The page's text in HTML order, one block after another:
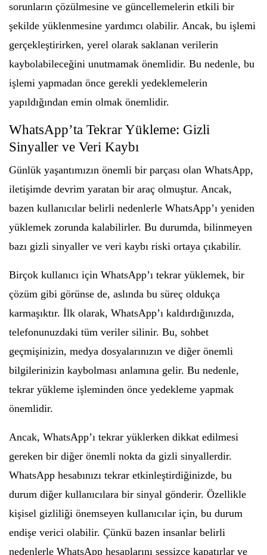
sorunların çözülmesine ve güncellemelerin etkili bir
şekilde yüklenmesine yardımcı olabilir. Ancak, bu işlemi
gerçekleştirirken, yerel olarak saklanan verilerin
kaybolabileceğini unutmamak önemlidir. Bu nedenle, bu
işlemi yapmadan önce gerekli yedeklemelerin
yapıldığından emin olmak önemlidir.
WhatsApp’ta Tekrar Yükleme: Gizli
Sinyaller ve Veri Kaybı
Günlük yaşantımızın önemli bir parçası olan WhatsApp,
iletişimde devrim yaratan bir araç olmuştur. Ancak,
bazen kullanıcılar belirli nedenlerle WhatsApp’ı yeniden
yüklemek zorunda kalabilirler. Bu durumda, bilinmeyen
bazı gizli sinyaller ve veri kaybı riski ortaya çıkabilir.
Birçok kullanıcı için WhatsApp’ı tekrar yüklemek, bir
çözüm gibi görünse de, aslında bu süreç oldukça
karmaşıktır. İlk olarak, WhatsApp’ı kaldırdığınızda,
telefonunuzdaki tüm veriler silinir. Bu, sohbet
geçmişinizin, medya dosyalarınızın ve diğer önemli
bilgilerinizin kaybolması anlamına gelir. Bu nedenle,
tekrar yükleme işleminden önce yedekleme yapmak
önemlidir.
Ancak, WhatsApp’ı tekrar yüklerken dikkat edilmesi
gereken bir diğer önemli nokta da gizli sinyallerdir.
WhatsApp hesabınızı tekrar etkinleştirdiğinizde, bu
durum diğer kullanıcılara bir sinyal gönderir. Özellikle
kişisel gizliliği önemseyen kullanıcılar için, bu durum
endişe verici olabilir. Çünkü bazen insanlar belirli
nedenlerle WhatsApp hesaplarını sessizce kapatırlar ve